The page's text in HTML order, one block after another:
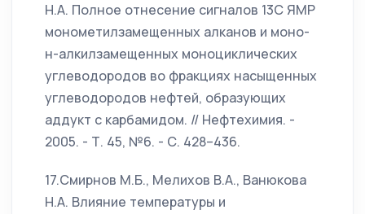
Н.А. Полное отнесение сигналов 13С ЯМР
монометилзамещенных алканов и моно-
н-алкилзамещенных моноциклических
углеводородов во фракциях насыщенных
углеводородов нефтей, образующих
аддукт с карбамидом. // Нефтехимия. -
2005. - Т. 45, №6. - С. 428–436.
17.Смирнов М.Б., Мелихов В.А., Ванюкова
Н.А. Влияние температуры и